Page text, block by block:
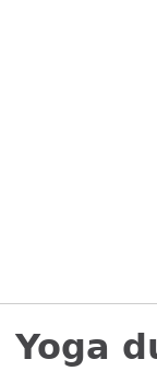
Back
to
top
Yoga